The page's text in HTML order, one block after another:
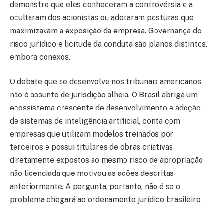
demonstre que eles conheceram a controvérsia e a
ocultaram dos acionistas ou adotaram posturas que
maximizavam a exposição da empresa. Governança do
risco jurídico e licitude da conduta são planos distintos,
embora conexos.
O debate que se desenvolve nos tribunais americanos
não é assunto de jurisdição alheia. O Brasil abriga um
ecossistema crescente de desenvolvimento e adoção
de sistemas de inteligência artificial, conta com
empresas que utilizam modelos treinados por
terceiros e possui titulares de obras criativas
diretamente expostos ao mesmo risco de apropriação
não licenciada que motivou as ações descritas
anteriormente. A pergunta, portanto, não é se o
problema chegará ao ordenamento jurídico brasileiro,